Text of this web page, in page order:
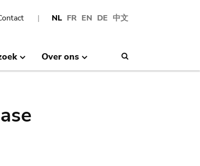
NL FR EN DE 中文
Over ons